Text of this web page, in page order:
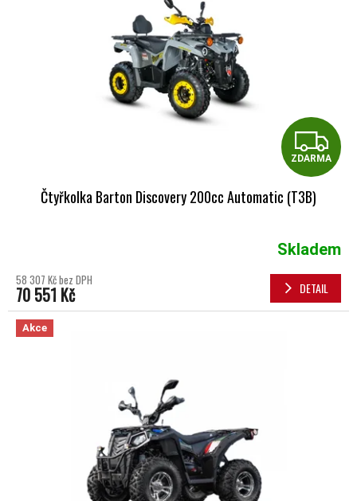
ZDARMA
Čtyřkolka Barton Discovery 200cc Automatic (T3B)
Skladem
58 307 Kč bez DPH
70 551 Kč DETAIL
Akce